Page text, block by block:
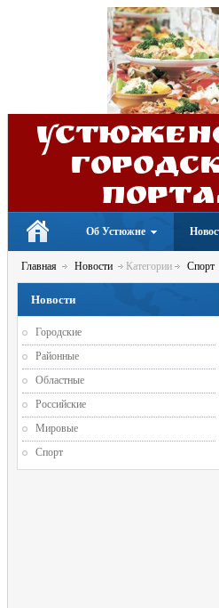
Об Устюжне
Главная Новости Категории Спорт
Новости
Городские
Районные
Областные
Российские
Мировые
Спорт